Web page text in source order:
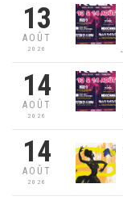
13
AOÛT
2026
14
AOÛT
2026
14
AOÛT
2026